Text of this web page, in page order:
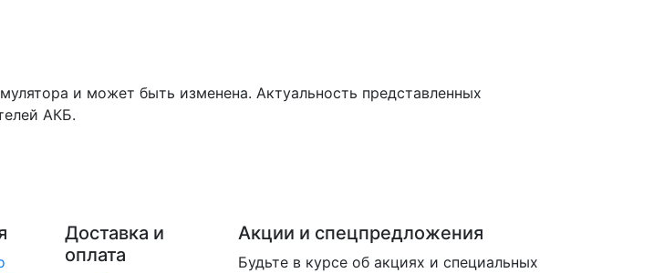
и может быть изменена. Актуальность представленных
АКБ.
Доставка и
оплата
Акции и спецпредложения
Будьте в курсе об акциях и специальных